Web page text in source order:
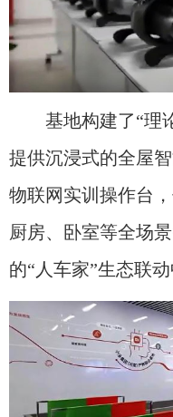
基地构建了“理
提供沉浸式的全屋
物联网实训操作台
厨房、卧室等全场
的“人车家”生态联